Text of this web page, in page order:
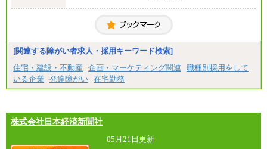
大学院卒/月給256,000円～288,000円
大学卒/月給240,000円～270,000円
短大・高専卒/月給216,000円～243,000円
■特定職員※
大学院卒/月給234,000円～263,000円
大学卒/月給219,000円～246,000円
短大・高専卒/月給197,000円～222,000円
※拠点型職員、特定職員の給与は、生活の拠点が定
す。
中途：
全職種共通
月給制
[関連する障がい者求人・採用キーワード検索]
住宅・建設・不動産
企画・マーケティング関連
職種別採用をして
いる企業
発達障がい 在宅勤務
株式会社日本経済新聞社
05月21日更新